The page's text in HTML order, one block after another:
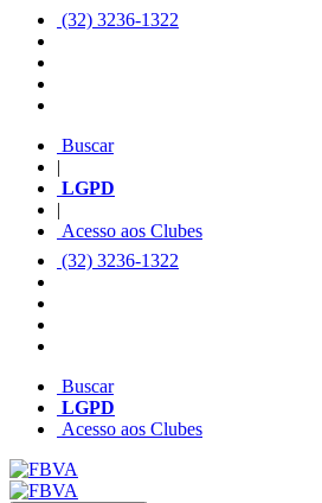
(32) 3236-1322
Buscar
|
LGPD
|
Acesso aos Clubes
(32) 3236-1322
Buscar
LGPD
Acesso aos Clubes